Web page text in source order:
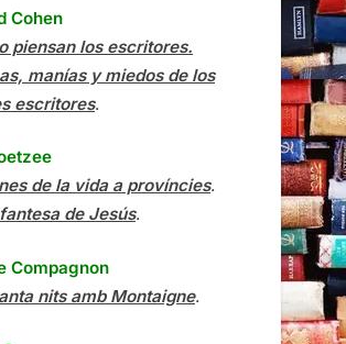
Cohen
piensan los escritores.
manías y miedos de los
escritores.
de la vida a províncies.
de Jesús.
Compagnon
nits amb Montaigne.